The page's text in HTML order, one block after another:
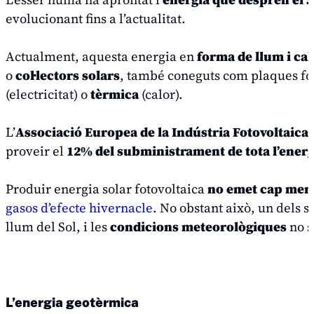
evolucionant fins a l’actualitat.
Actualment, aquesta energia enforma de llum i
ocol·lectors solars, també coneguts com plaques
(electricitat) otèrmica(calor).
L’Associació Europea de la Indústria Fotovoltaica
proveir el 12% del subministrament de tota
Produir energia solar fotovoltaicano emet cap
gasos d’efecte hivernacle. No obstant això, un dels
llum del Sol, i lescondicions meteorològiquesno
L’energia geotèrmica